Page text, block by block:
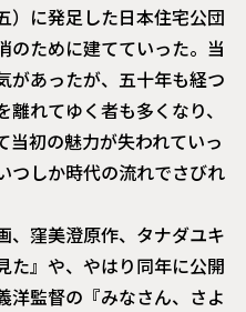
）に発足した日本住宅公団
のために建てていった。当
があったが、五十年も経つ
れてゆく者も多くなり、
当初の魅力が失われていっ
つしか時代の流れでさびれ
、窪美澄原作、タナダユキ
た』や、やはり同年に公開
洋監督の『みなさん、さよ